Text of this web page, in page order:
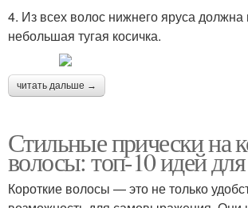
4. Из всех волос нижнего яруса должна
небольшая тугая косичка.
читать дальше →
Стильные прически на
волосы: топ-10 идей
Короткие волосы — это не только